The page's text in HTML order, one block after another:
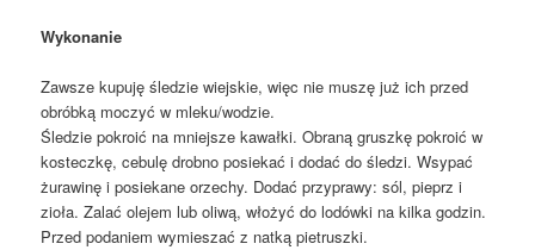
Wykonanie
Zawsze kupuję śledzie wiejskie, więc nie muszę już ich przed
obróbką moczyć w mleku/wodzie.
Śledzie pokroić na mniejsze kawałki. Obraną gruszkę pokroić w
kosteczkę, cebulę drobno posiekać i dodać do śledzi. Wsypać
żurawinę i posiekane orzechy. Dodać przyprawy: sól, pieprz i
zioła. Zalać olejem lub oliwą, włożyć do lodówki na kilka godzin.
Przed podaniem wymieszać z natką pietruszki.